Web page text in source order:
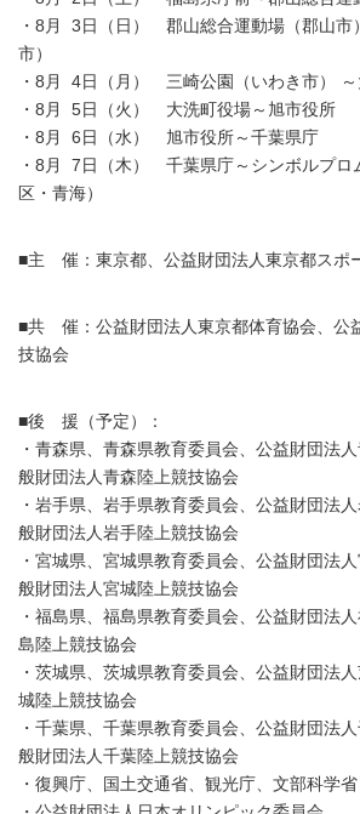
・8月 3日（日） 郡山総合運動場（郡山市
市）
・8月 4日（月） 三崎公園（いわき市） ～
・8月 5日（火） 大洗町役場～旭市役所
・8月 6日（水） 旭市役所～千葉県庁
・8月 7日（木） 千葉県庁～シンボルプロ
区・青海）
■主 催：東京都、公益財団法人東京都スポ
■共 催：公益財団法人東京都体育協会、公
技協会
■後 援（予定）：
・青森県、青森県教育委員会、公益財団法
般財団法人青森陸上競技協会
・岩手県、岩手県教育委員会、公益財団法
般財団法人岩手陸上競技協会
・宮城県、宮城県教育委員会、公益財団法
般財団法人宮城陸上競技協会
・福島県、福島県教育委員会、公益財団法
島陸上競技協会
・茨城県、茨城県教育委員会、公益財団法
城陸上競技協会
・千葉県、千葉県教育委員会、公益財団法
般財団法人千葉陸上競技協会
・復興庁、国土交通省、観光庁、文部科学省